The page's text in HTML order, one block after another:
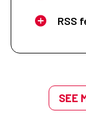
RSS
SEE